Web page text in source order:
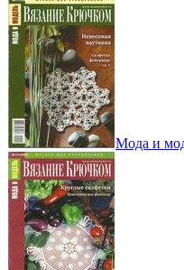
Мода и